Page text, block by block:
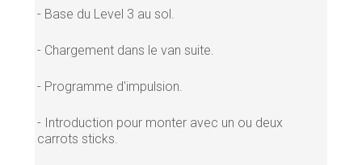
- Base du Level 3 au sol.
- Chargement dans le van suite.
- Programme d'impulsion.
- Introduction pour monter avec un ou deux
carrots sticks.